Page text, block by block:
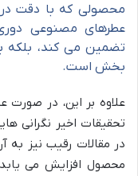
محصولی که با دقت در
عطرهای مصنوعی
تضمین می کند، بلکه
بخش است.
تحقیقات اخیر نگرانی
در مقالات رقیب نیز به
محصول افزایش می یابد.